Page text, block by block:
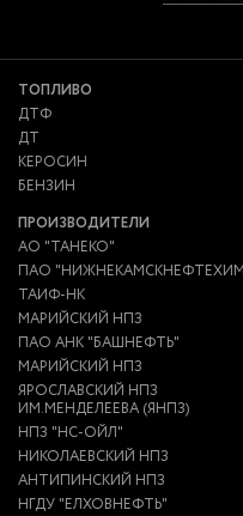
ТОПЛИВО
ДТФ
ДТ
КЕРОСИН
БЕНЗИН
ПРОИЗВОДИТЕЛИ
АО "ТАНЕКО"
ПАО
ТАИФ-НК
МАРИЙСКИЙ НПЗ
ПАО АНК "БАШНЕФТЬ"
МАРИЙСКИЙ НПЗ
ЯРОСЛАВСКИЙ НПЗ
ИМ.МЕНДЕЛЕЕВА (ЯНПЗ)
НПЗ "НС-ОЙЛ"
НИКОЛАЕВСКИЙ НПЗ
АНТИПИНСКИЙ НПЗ
НГДУ "ЕЛХОВНЕФТЬ"